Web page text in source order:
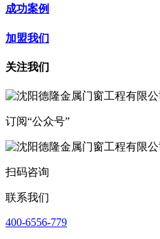
成功案例
加盟我们
关注我们
订阅“公众号”
扫码咨询
联系我们
400-6556-779